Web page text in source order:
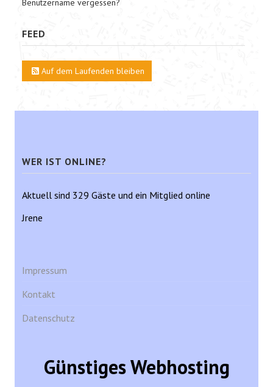
FEED
Auf dem Laufenden bleiben
WER IST ONLINE?
Aktuell sind 329 Gäste und ein Mitglied online
Jrene
Impressum
Kontakt
Datenschutz
Günstiges Webhosting